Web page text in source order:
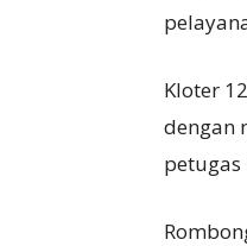
Kloter
dengan
petugas